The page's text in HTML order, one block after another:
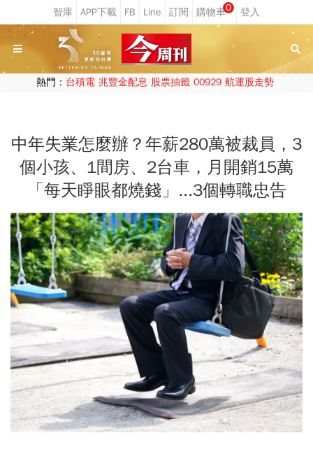
0
熱門： 台積電 兆豐金配息 股票抽籤 00929 航運股走勢
中年失業怎麼辦？年薪280萬被裁員，3
個小孩、1間房、2台車，月開銷15萬
「每天睜眼都燒錢」...3個轉職忠告